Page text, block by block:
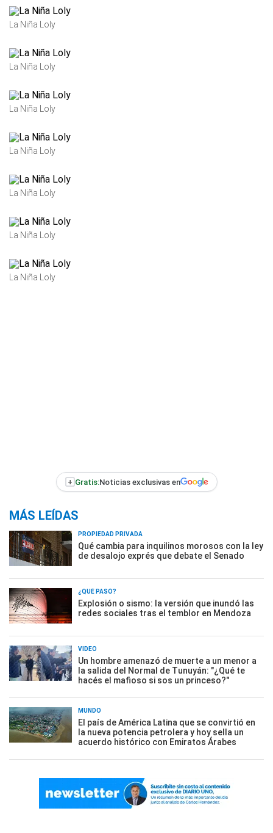
La Niña Loly
La Niña Loly
La Niña Loly
La Niña Loly
La Niña Loly
La Niña Loly
La Niña Loly
+ Gratis:Noticias exclusivas en
MÁS LEÍDAS
PROPIEDAD PRIVADA
Qué cambia para inquilinos morosos con la ley
de desalojo exprés que debate el Senado
¿QUÉ PASÓ?
Explosión o sismo: la versión que inundó las
redes sociales tras el temblor en Mendoza
VIDEO
Un hombre amenazó de muerte a un menor a
la salida del Normal de Tunuyán: "¿Qué te
hacés el mafioso si sos un princeso?"
MUNDO
El país de América Latina que se convirtió en
la nueva potencia petrolera y hoy sella un
acuerdo histórico con Emiratos Árabes